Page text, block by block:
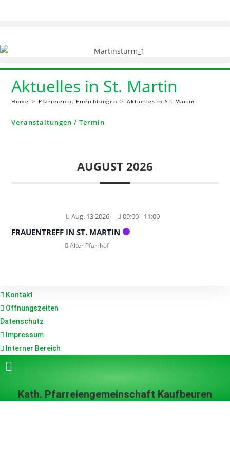
Aktuelles in St. Martin
Home > Pfarreien u. Einrichtungen > Aktuelles in St. Martin
Veranstaltungen / Termin
AUGUST 2026
Aug. 13 2026 09:00- 11:00
FRAUENTREFF IN ST. MARTIN
Alter Pfarrhof
Kontakt
Öffnungszeiten
Datenschutz
Impressum
Interner Bereich
Kath. Pfarreiengemeinschaft Kaufbeuren